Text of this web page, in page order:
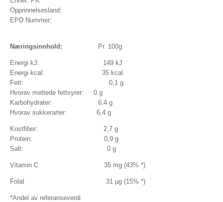
Opprinnelsesland:
EPD Nummer:
Næringsinnhold: Pr. 100g
Energi kJ: 149 kJ
Energi kcal: 35 kcal
Fett: 0,1 g
Hvorav mettede fettsyrer: 0 g
Karbohydrater: 6,4 g
Hvorav sukkerarter: 6,4 g
Kostfiber: 2,7 g
Protein: 0,9 g
Salt: 0 g
Vitamin C 35 mg (43% *)
Folat 31 µg (15% *)
*Andel av referanseverdi